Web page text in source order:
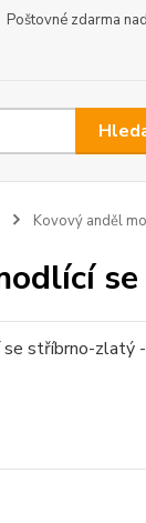
Poštovné zdarma
Kovový anděl